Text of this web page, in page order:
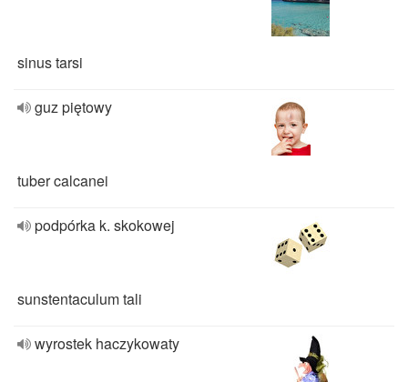
sinus tarsi
guz piętowy
tuber calcanei
podpórka k. skokowej
sunstentaculum tali
wyrostek haczykowaty